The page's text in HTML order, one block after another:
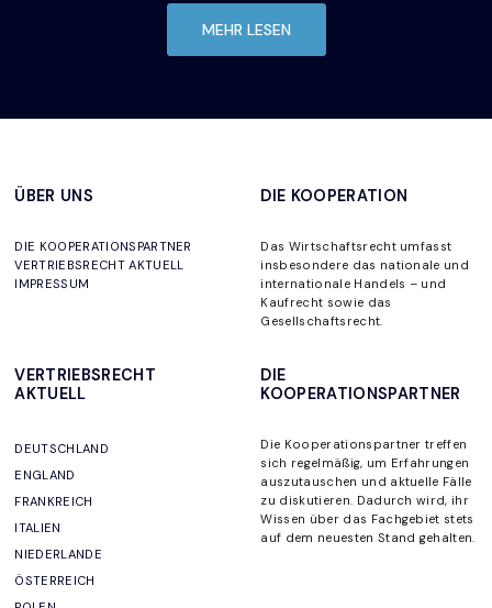
MEHR LESEN
ÜBER UNS
DIE KOOPERATIONSPARTNER
VERTRIEBSRECHT AKTUELL
IMPRESSUM
DIE KOOPERATION
Das Wirtschaftsrecht umfasst
insbesondere das nationale und
internationale Handels – und
Kaufrecht sowie das
Gesellschaftsrecht.
VERTRIEBSRECHT
AKTUELL
DEUTSCHLAND
ENGLAND
FRANKREICH
ITALIEN
NIEDERLANDE
ÖSTERREICH
DIE
KOOPERATIONSPARTNER
Die Kooperationspartnertreffen
sich regelmäßig, um Erfahrungen
auszutauschen und aktuelle Fälle
zu diskutieren. Dadurch wird, ihr
Wissen über das Fachgebiet stets
auf dem neuesten Stand gehalten